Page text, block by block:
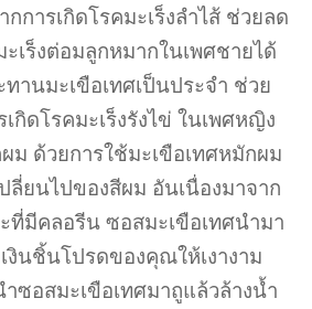
การเกิดโรคมะเร็งลำไส้ ช่วยลด
ะเร็งต่อมลูกหมากในเพศชายได้
านมะเขือเทศเป็นประจำ ช่วย
กิดโรคมะเร็งรังไข่ ในเพศหญิง
ม ด้วยการใช้มะเขือเทศหมักผม
ลี่ยนไปของสีผม อันเนื่องมาจาก
ที่มีคลอรีน ซอสมะเขือเทศนำมา
งินชิ้นโปรดของคุณให้เงางาม
ซอสมะเขือเทศมาถูแล้วล้างน้ำ